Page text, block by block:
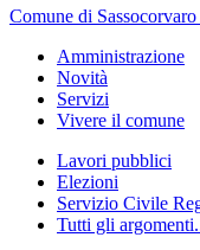
Comune di
Amministrazione
Novità
Servizi
Vivere il comune
Lavori pubblici
Elezioni
Servizio Civile
Tutti gli